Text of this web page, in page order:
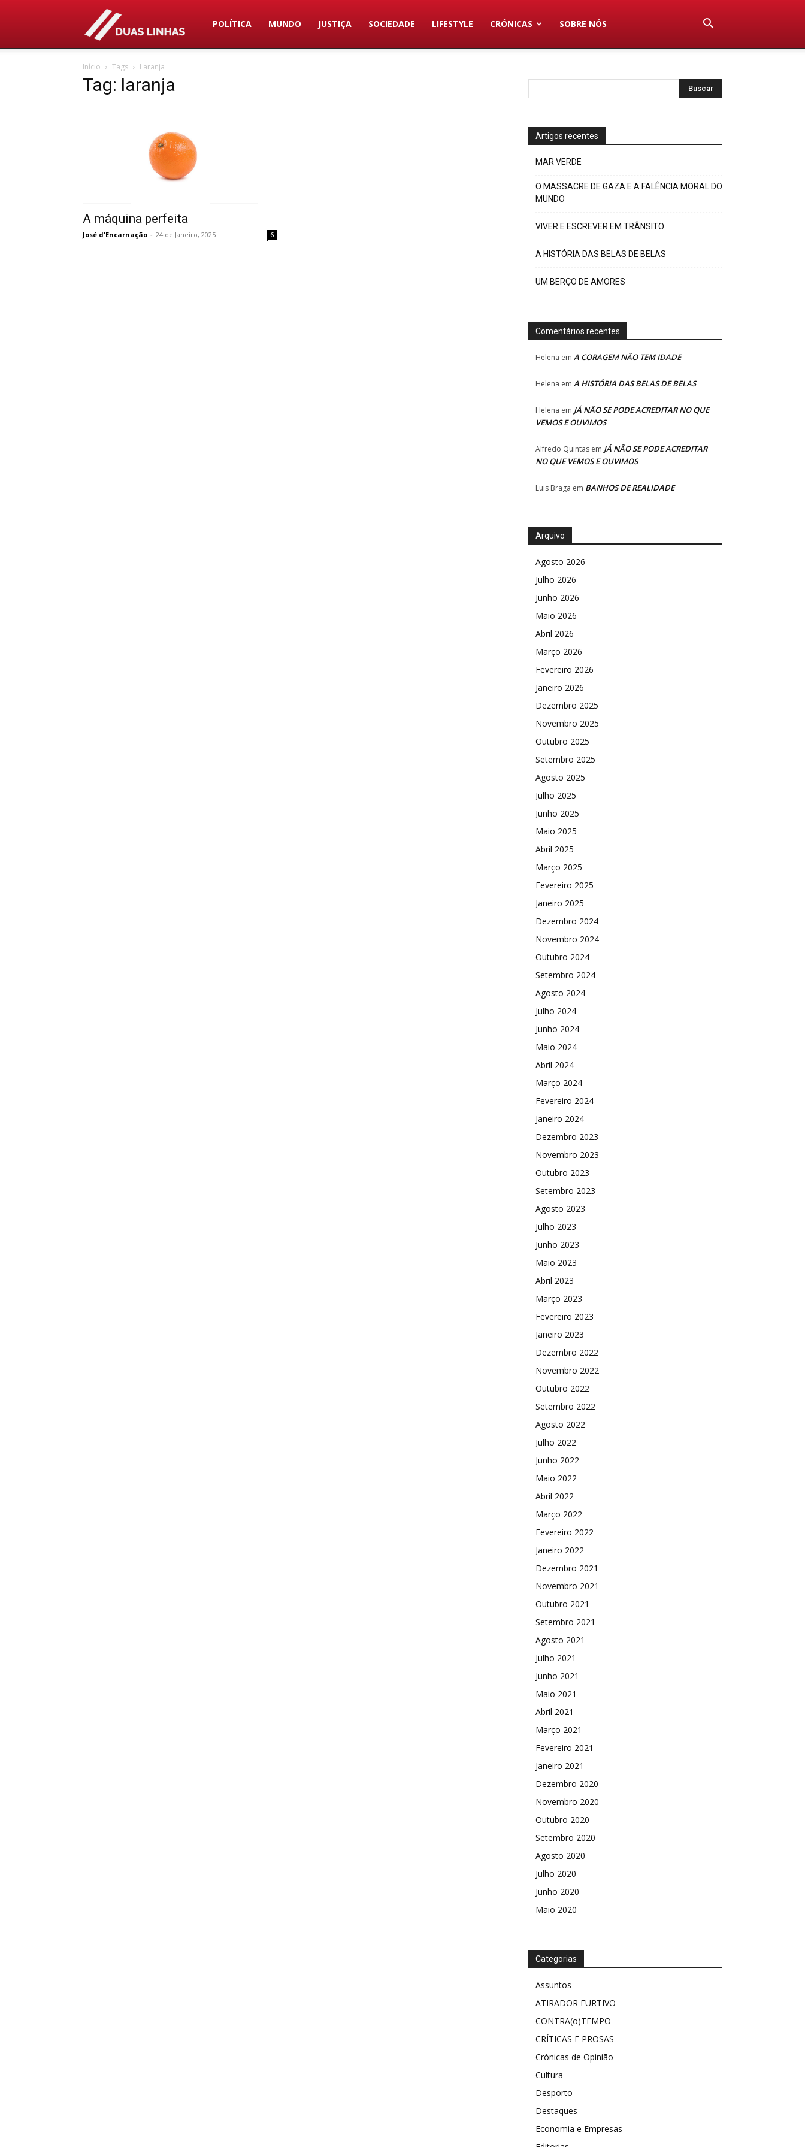
Duas
POLÍTICA MUNDO JUSTIÇA SOCIEDADE LIFESTYLE CRÓNICAS SOBRE NÓS
Início Tags Laranja
Tag: laranja
A máquina perfeita
José d'Encarnação - 24 de Janeiro, 2025 6
Artigos recentes
MAR VERDE
O MASSACRE DE GAZA E A FALÊNCIA MORAL DO
MUNDO
VIVER E ESCREVER EM TRÂNSITO
A HISTÓRIA DAS BELAS DE BELAS
UM BERÇO DE AMORES
Comentários recentes
Helena em A CORAGEM NÃO TEM IDADE
Helena em A HISTÓRIA DAS BELAS DE BELAS
Helena em JÁ NÃO SE PODE ACREDITAR NO QUE
VEMOS E OUVIMOS
Alfredo Quintas em JÁ NÃO SE PODE ACREDITAR
NO QUE VEMOS E OUVIMOS
Luis Braga em BANHOS DE REALIDADE
Arquivo
Agosto 2026
Julho 2026
Junho 2026
Maio 2026
Abril 2026
Março 2026
Fevereiro 2026
Janeiro 2026
Dezembro 2025
Novembro 2025
Outubro 2025
Setembro 2025
Agosto 2025
Julho 2025
Junho 2025
Maio 2025
Abril 2025
Março 2025
Fevereiro 2025
Janeiro 2025
Dezembro 2024
Novembro 2024
Outubro 2024
Setembro 2024
Agosto 2024
Julho 2024
Junho 2024
Maio 2024
Abril 2024
Março 2024
Fevereiro 2024
Janeiro 2024
Dezembro 2023
Novembro 2023
Outubro 2023
Setembro 2023
Agosto 2023
Julho 2023
Junho 2023
Maio 2023
Abril 2023
Março 2023
Fevereiro 2023
Janeiro 2023
Dezembro 2022
Novembro 2022
Outubro 2022
Setembro 2022
Agosto 2022
Julho 2022
Junho 2022
Maio 2022
Abril 2022
Março 2022
Fevereiro 2022
Janeiro 2022
Dezembro 2021
Novembro 2021
Outubro 2021
Setembro 2021
Agosto 2021
Julho 2021
Junho 2021
Maio 2021
Abril 2021
Março 2021
Fevereiro 2021
Janeiro 2021
Dezembro 2020
Novembro 2020
Outubro 2020
Setembro 2020
Agosto 2020
Julho 2020
Junho 2020
Maio 2020
Categorias
Assuntos
ATIRADOR FURTIVO
CONTRA(o)TEMPO
CRÍTICAS E PROSAS
Crónicas de Opinião
Cultura
Desporto
Destaques
Economia e Empresas